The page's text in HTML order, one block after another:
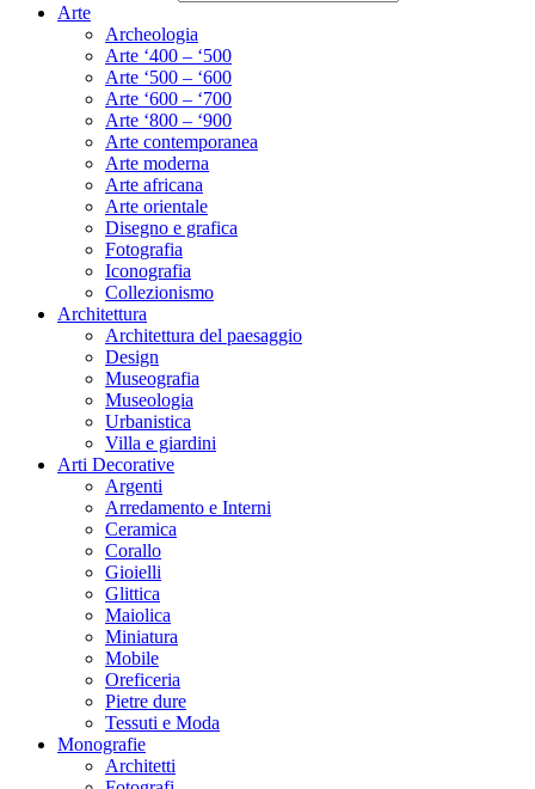
Arte
Archeologia
Arte ‘400 – ‘500
Arte ‘500 – ‘600
Arte ‘600 – ‘700
Arte ‘800 – ‘900
Arte contemporanea
Arte moderna
Arte africana
Arte orientale
Disegno e grafica
Fotografia
Iconografia
Collezionismo
Architettura
Architettura del paesaggio
Design
Museografia
Museologia
Urbanistica
Villa e giardini
Arti Decorative
Argenti
Arredamento e Interni
Ceramica
Corallo
Gioielli
Glittica
Maiolica
Miniatura
Mobile
Oreficeria
Pietre dure
Tessuti e Moda
Monografie
Architetti